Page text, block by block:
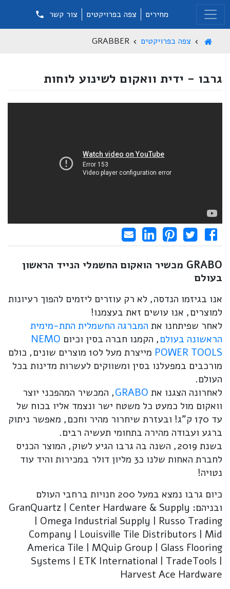
מחירים צפה בפרויקטים צור קשר
צפה בפרויקטים GRABBER
גרבו - ידית וואקום לשינוע לוחות
Share on Facebook
Tweet
Pin it
Share on LinkedIn
Send email
GRABO מכשיר הואקום החשמלי הנייד הראשון
בעולם
אנו בגיזמו הנדסה, לא רק עוזרים ליזמים להפוך רעיונות
למוצרים, אנו עושים זאת בעצמנו!
לאחר שפיתחנו את המברגה החשמלית התת-מימית
הראשונה בעולם, הקמנו חברה בסין וכיום NEMO
POWER TOOLS
מייצרת מעל ל10 מוצרים שונים, כולם
מורכבים במפעלנו בסין ומשווקים לעשרות מדינות בכל
העולם.
לאחרונה הצגנו את GRABO, המכשיר המהפכני יוצר
וואקום מול כמעט כל משטח ישר ונצמד אליו בכוח של
עד 170 ק"ג! ובעזרת שיחרור מהיר וחכם, מאפשר ניתוק
ברגע ועבודה מהירה בתחומי תעשיה רבים.
בשנת 2019, השנה בה גרבו הגיע לשוק, המוצר הכניס
לחברת האחות שלנו כ3 מליון דולר במכירות והיד עוד
נטויה!
כיום גרבו נמצא במעל 200 חנויות ברחבי העולם
ובניהם: GranQuartz | Center Hardware & Supply
| Omega Industrial Supply | Russo Trading
Company | Louisville Tile Distributors | Mid
America Tile | MQuip Group | Glass Flooring
Systems | ETK International | TradeTools |
Harvest Ace Hardware